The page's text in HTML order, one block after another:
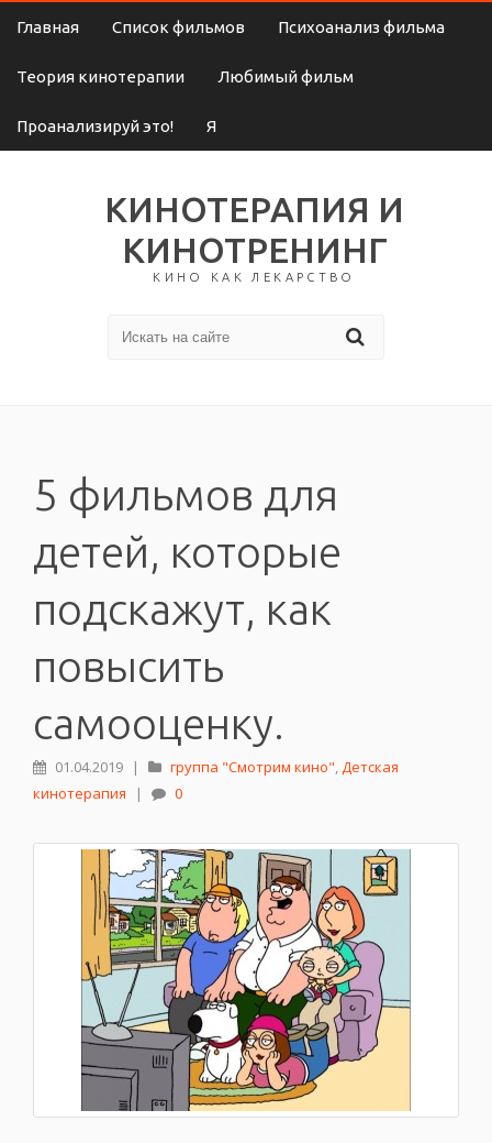
Главная Список фильмов Психоанализ фильма
Теория кинотерапии Любимый фильм
Проанализируй это! Я
КИНОТЕРАПИЯ И
КИНОТРЕНИНГ
КИНО КАК ЛЕКАРСТВО
5 фильмов для
детей, которые
подскажут, как
повысить
самооценку.
01.04.2019 | группа "Смотрим кино",Детская
кинотерапия
| 0